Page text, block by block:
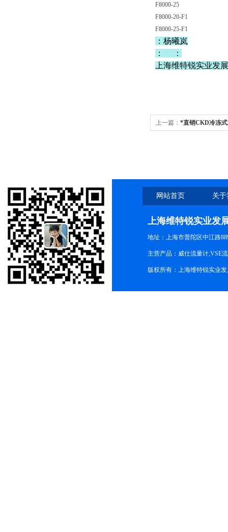
F8000-25
F8000-20-F1
F8000-25-F1
：杨曦岚
： ：
上海维特锐实业发
上一篇： *直销CKD冷冻
网站首页 关
上海维特锐实业发
地址：上海市普陀区中江路
主营产品：威仕流量计,VSE
版权所有：上海维特锐实业